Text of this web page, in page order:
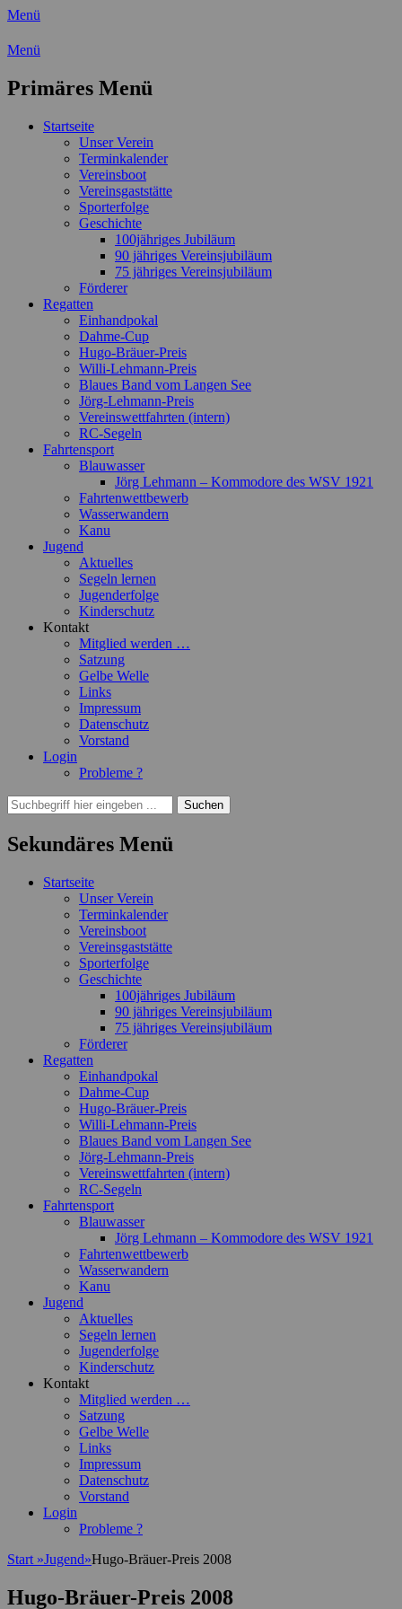
Menü
Wassersport-Verein 1921 e.V.
Freizeit mit der ganzen Familie
Menü
Primäres Menü
Zum
Startseite
Unser Verein
Terminkalender
Vereinsboot
Vereinsgaststätte
Sporterfolge
Geschichte
100jähriges Jubiläum
90 jähriges Vereinsjubiläum
75 jähriges Vereinsjubiläum
Förderer
Regatten
Einhandpokal
Dahme-Cup
Hugo-Bräuer-Preis
Willi-Lehmann-Preis
Blaues Band vom Langen See
Jörg-Lehmann-Preis
Vereinswettfahrten (intern)
RC-Segeln
Fahrtensport
Blauwasser
Jörg Lehmann – Kommodore des WSV 1921
Fahrtenwettbewerb
Wasserwandern
Kanu
Jugend
Aktuelles
Segeln lernen
Jugenderfolge
Kinderschutz
Kontakt
Mitglied werden …
Satzung
Gelbe Welle
Links
Impressum
Datenschutz
Vorstand
Login
Probleme ?
Suchen
Suchen
nach:
Sekundäres Menü
Zum
Startseite
Unser Verein
Terminkalender
Vereinsboot
Vereinsgaststätte
Sporterfolge
Geschichte
100jähriges Jubiläum
90 jähriges Vereinsjubiläum
75 jähriges Vereinsjubiläum
Förderer
Regatten
Einhandpokal
Dahme-Cup
Hugo-Bräuer-Preis
Willi-Lehmann-Preis
Blaues Band vom Langen See
Jörg-Lehmann-Preis
Vereinswettfahrten (intern)
RC-Segeln
Fahrtensport
Blauwasser
Jörg Lehmann – Kommodore des WSV 1921
Fahrtenwettbewerb
Wasserwandern
Kanu
Jugend
Aktuelles
Segeln lernen
Jugenderfolge
Kinderschutz
Kontakt
Mitglied werden …
Satzung
Gelbe Welle
Links
Impressum
Datenschutz
Vorstand
Login
Probleme ?
Start »Jugend»Hugo-Bräuer-Preis 2008
Hugo-Bräuer-Preis 2008